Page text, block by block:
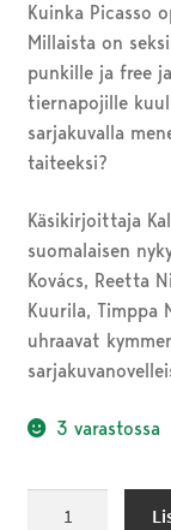
Kuinka Picasso
Millaista on
punkille ja free
tiernapojille
sarjakuvalla
taiteeksi?
Käsikirjoittaja
suomalaisen
Kovács, Reetta
Kuurila, Timppa
uhraavat
3 varastossa